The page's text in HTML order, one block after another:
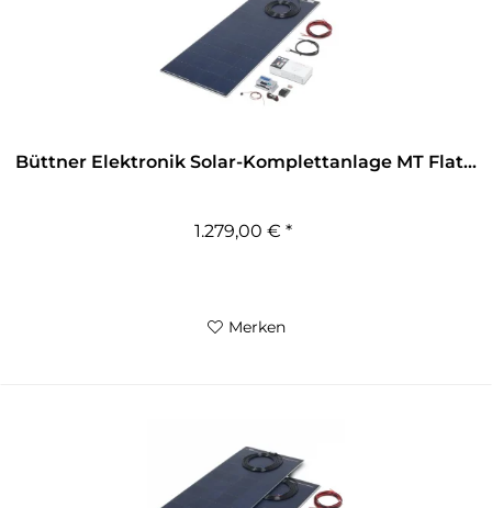
Büttner Elektronik Solar-Komplettanlage MT Flat...
1.279,00 € *
Merken